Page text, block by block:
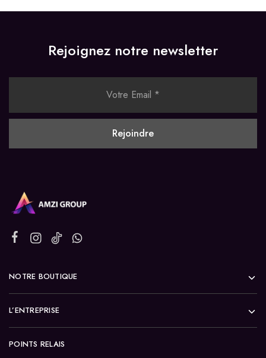
Rejoignez notre newsletter
NOTRE BOUTIQUE
L’ENTREPRISE
POINTS RELAIS